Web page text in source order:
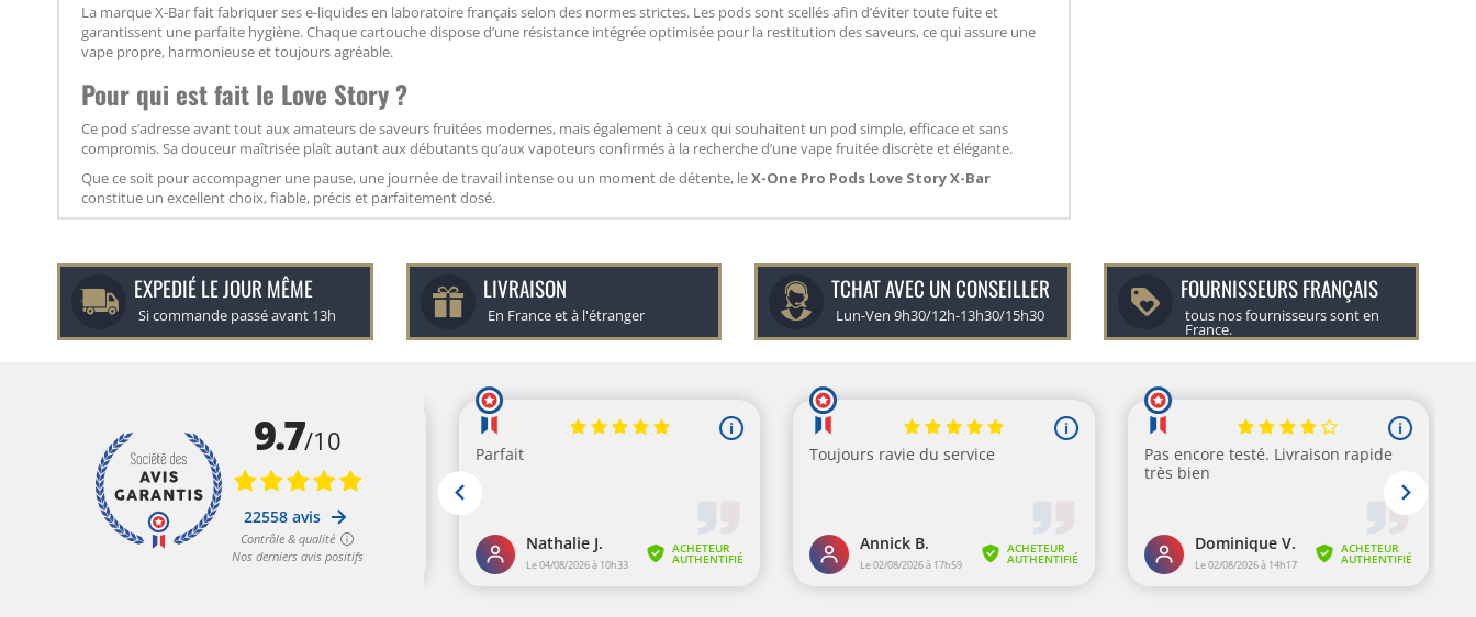
La marque X-Bar fait fabriquer ses e-liquides en laboratoire français selon des normes strictes. Les pods sont scellés afin d’éviter toute fuite et
garantissent une parfaite hygiène. Chaque cartouche dispose d’une résistance intégrée optimisée pour la restitution des saveurs, ce qui assure une
vape propre, harmonieuse et toujours agréable.
Pour qui est fait le Love Story ?
Ce pod s’adresse avant tout aux amateurs de saveurs fruitées modernes, mais également à ceux qui souhaitent un pod simple, efficace et sans
compromis. Sa douceur maîtrisée plaît autant aux débutants qu’aux vapoteurs confirmés à la recherche d’une vape fruitée discrète et élégante.
Que ce soit pour accompagner une pause, une journée de travail intense ou un moment de détente, leX-One Pro Pods Love Story X-Bar
constitue un excellent choix, fiable, précis et parfaitement dosé.
EXPEDIÉ LE JOUR MÊME
Si commande passé avant 13h
LIVRAISON
En France et à l'étranger
TCHAT AVEC UN CONSEILLER
Lun-Ven 9h30/12h-13h30/15h30
FOURNISSEURS FRANÇAIS
tous nos fournisseurs sont en
France.